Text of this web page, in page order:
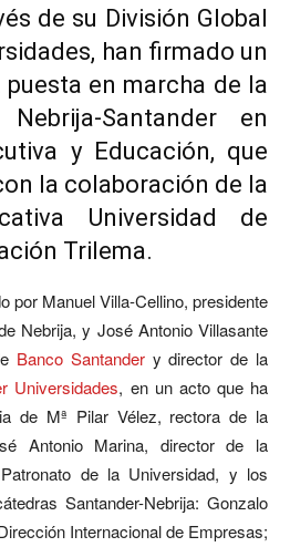
de su División Global
, han firmado un
en marcha de la
Santander en
y Educación, que
la colaboración de la
Universidad de
Trilema.
por Manuel Villa-Cellino, presidente
Nebrija, y José Antonio Villasante
Banco Santandery director de la
Universidades, en un acto que ha
de Mª Pilar Vélez, rectora de la
Antonio Marina, director de la
de la Universidad, y los
Santander-Nebrija: Gonzalo
Internacional de Empresas;